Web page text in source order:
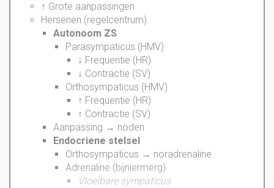
↑ Grote aanpassingen
Hersenen (regelcentrum)
Autonoom ZS
Parasympaticus (HMV)
↓ Frequentie (HR)
↓ Contractie (SV)
Orthosympaticus (HMV)
↑ Frequentie (HR)
↑ Contractie (SV)
Aanpassing → noden
Endocriene stelsel
Orthosympaticus → noradrenaline
Adrenaline (bijniermerg)
Vloeibare sympaticus